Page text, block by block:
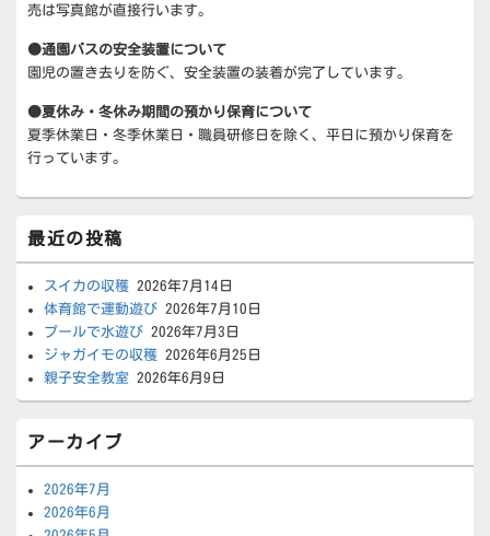
売は写真館が直接行います。
●通園バスの安全装置について
園児の置き去りを防ぐ、安全装置の装着が完了しています。
●夏休み・冬休み期間の預かり保育について
夏季休業日・冬季休業日・職員研修日を除く、平日に預かり保育を
行っています。
最近の投稿
スイカの収穫 2026年7月14日
体育館で運動遊び 2026年7月10日
プールで水遊び 2026年7月3日
ジャガイモの収穫 2026年6月25日
親子安全教室 2026年6月9日
アーカイブ
2026年7月
2026年6月